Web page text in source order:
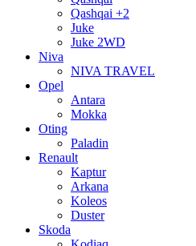
Qashqai +2
Juke
Juke 2WD
Niva
NIVA TRAVEL
Opel
Antara
Mokka
Oting
Paladin
Renault
Kaptur
Arkana
Koleos
Duster
Skoda